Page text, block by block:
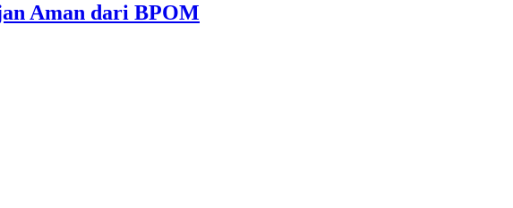
Aman dari BPOM